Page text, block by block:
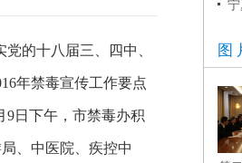
的十八届三、四中、
年禁毒宣传工作要点
9日下午，市禁毒办积
、中医院、疾控中